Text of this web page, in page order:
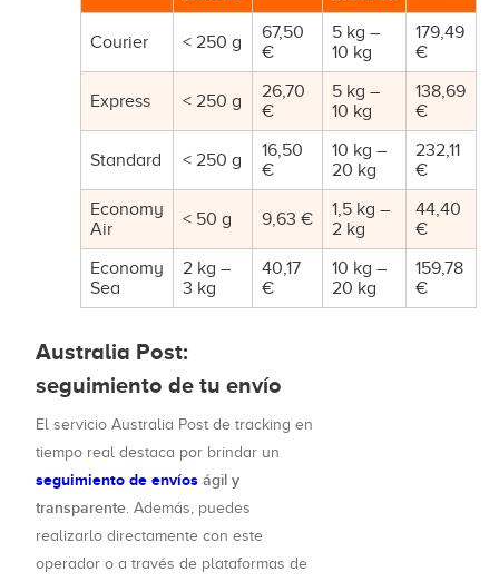
Courier < 250 g
67,50
€
5 kg –
10 kg
179,49
€
Express < 250 g
26,70
€
5 kg –
10 kg
138,69
€
Standard < 250 g
16,50
€
10 kg –
20 kg
232,11
€
Economy
Air
< 50 g 9,63 €
1,5 kg –
2 kg
44,40
€
Economy
Sea
2 kg –
3 kg
40,17
€
10 kg –
20 kg
159,78
€
Australia Post:
seguimiento de tu envío
El servicio Australia Post de tracking en
tiempo real destaca por brindar un
seguimiento de envíos ágil y
transparente. Además, puedes
realizarlo directamente con este
operador o a través de plataformas de